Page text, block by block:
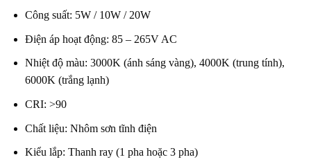
Công suất: 5W / 10W / 20W
Điện áp hoạt động: 85 – 265V AC
Nhiệt độ màu: 3000K (ánh sáng vàng), 4000K (trung tính),
6000K (trắng lạnh)
CRI: >90
Chất liệu: Nhôm sơn tĩnh điện
Kiểu lắp: Thanh ray (1 pha hoặc 3 pha)